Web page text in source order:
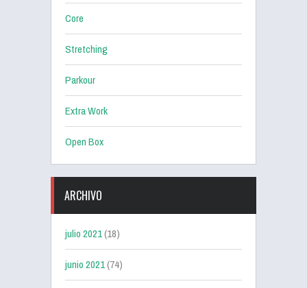
Core
Stretching
Parkour
Extra Work
Open Box
ARCHIVO
julio 2021(18)
junio 2021(74)